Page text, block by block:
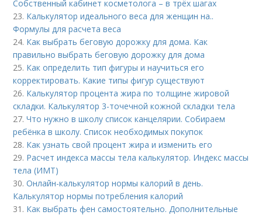
Собственный кабинет косметолога – в трёх шагах
23. Калькулятор идеального веса для женщин на..
Формулы для расчета веса
24. Как выбрать беговую дорожку для дома. Как
правильно выбрать беговую дорожку для дома
25. Как определить тип фигуры и научиться его
корректировать. Какие типы фигур существуют
26. Калькулятор процента жира по толщине жировой
складки. Калькулятор 3-точечной кожной складки тела
27.Что нужно в школу список канцелярии. Собираем
ребёнка в школу. Список необходимых покупок
28. Как узнать свой процент жира и изменить его
29. Расчет индекса массы тела калькулятор. Индекс массы
тела (ИМТ)
30.Онлайн-калькулятор нормы калорий в день.
Калькулятор нормы потребления калорий
31. Как выбрать фен самостоятельно. Дополнительные